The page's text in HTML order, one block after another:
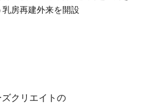
乳房再建外来を開設
クリエイトの